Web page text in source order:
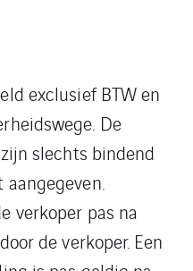
exclusief BTW en
De
slechts bindend
verkoper pas na
de verkoper. Een